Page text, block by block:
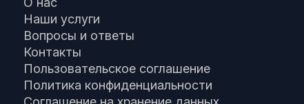
Наши услуги
Вопросы и ответы
Контакты
Пользовательское соглашение
Политика конфиденциальности